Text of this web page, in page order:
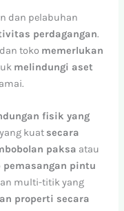
dan pelabuhan
perdagangan.
toko memerlukan
melindungi aset
fisik yang
kuat secara
paksa atau
pintu
multi-titik yang
properti secara